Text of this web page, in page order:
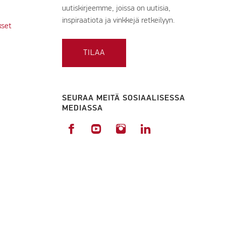
uutiskirjeemme, joissa on uutisia,
inspiraatiota ja vinkkejä retkeilyyn.
TILAA
SEURAA MEITÄ SOSIAALISESSA
MEDIASSA